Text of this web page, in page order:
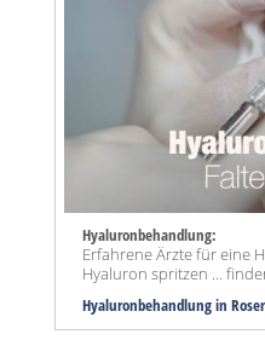
Hyaluronbehandlung:
Erfahrene Ärzte für eine
Hyaluron spritzen ...
Hyaluronbehandlung in